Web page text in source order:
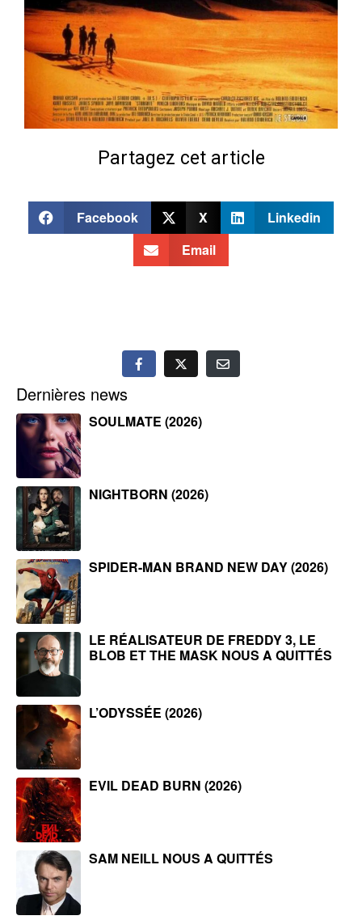
Partagez cet article
Facebook X
Linkedin
Email
Dernières news
SOULMATE (2026)
NIGHTBORN (2026)
SPIDER-MAN BRAND NEW DAY (2026)
LE RÉALISATEUR DE FREDDY 3, LE
BLOB ET THE MASK NOUS A QUITTÉS
L’ODYSSÉE (2026)
EVIL DEAD BURN (2026)
SAM NEILL NOUS A QUITTÉS